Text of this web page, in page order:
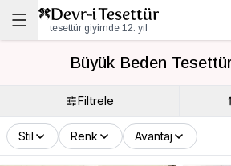
tesettür giyimde 12. yıl
Büyük Beden
Filtrele
Stil Renk Avantaj